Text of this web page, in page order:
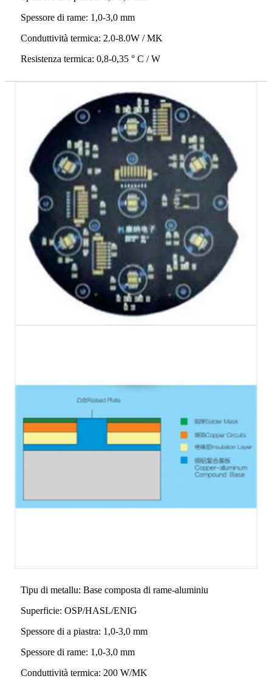
Spessore di rame: 1,0-3,0 mm
Conduttività termica: 2.0-8.0W / MK
Resistenza termica: 0,8-0,35 ° C / W
Tipu di metallu: Base composta di rame-aluminiu
Superficie: OSP/HASL/ENIG
Spessore di a piastra: 1,0-3,0 mm
Spessore di rame: 1,0-3,0 mm
Conduttività termica: 200 W/MK